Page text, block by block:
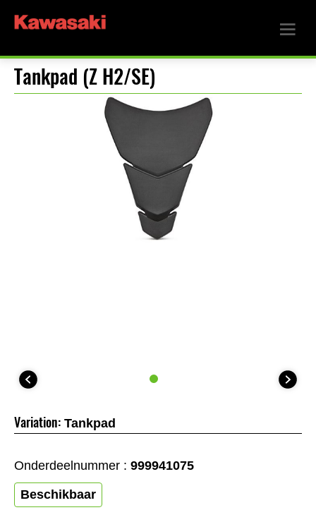
Tankpad (Z H2/SE)
Variation: Tankpad
Onderdeelnummer : 999941075
Beschikbaar